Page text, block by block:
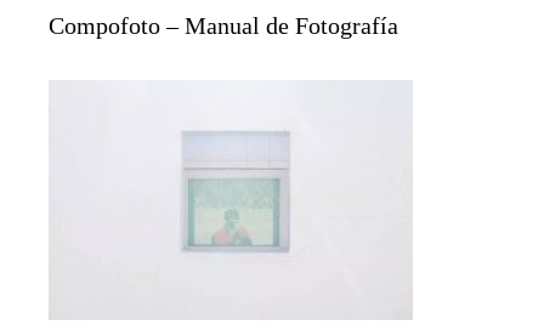
Compofoto – Manual de Fotografía